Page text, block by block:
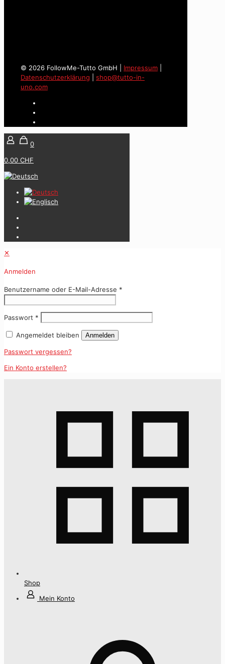
© 2026 FollowMe-Tutto GmbH | Impressum
Datenschutzerklärung
shop@tutto-in-
uno.com
0
0,00 CHF
✕
Anmelden
Benutzername oder E-Mail-Adresse *
Passwort *
Angemeldet bleiben Anmelden
Passwort vergessen?
Ein Konto erstellen?
Shop
Mein Konto